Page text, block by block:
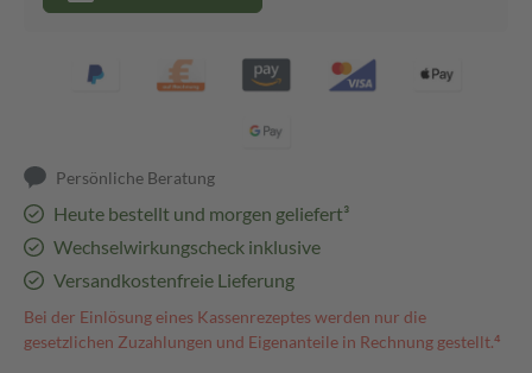
Persönliche Beratung
Heute bestellt und morgen geliefert³
Wechselwirkungscheck inklusive
Versandkostenfreie Lieferung
Bei der Einlösung eines Kassenrezeptes werden nur die
gesetzlichen Zuzahlungen und Eigenanteile in Rechnung gestellt.⁴